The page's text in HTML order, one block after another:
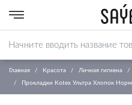
Главная Красота Личная гигиена
Прокладки Kotex Ультра Хлопок